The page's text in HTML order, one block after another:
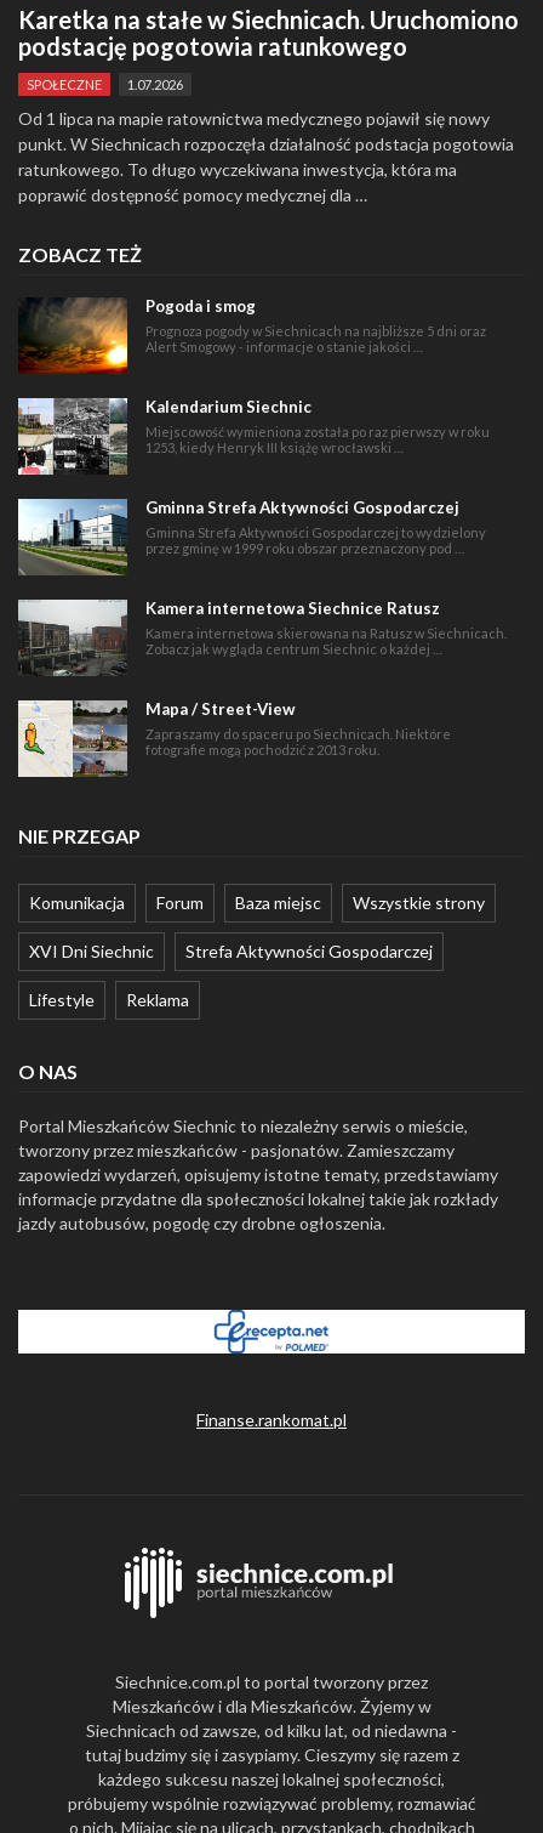
Karetka na stałe w Siechnicach. Uruchomiono
podstację pogotowia ratunkowego
SPOŁECZNE 1.07.2026
Od 1 lipca na mapie ratownictwa medycznego pojawił się nowy
punkt. W Siechnicach rozpoczęła działalność podstacja pogotowia
ratunkowego. To długo wyczekiwana inwestycja, która ma
poprawić dostępność pomocy medycznej dla …
ZOBACZ TEŻ
Pogoda i smog
Prognoza pogody w Siechnicach na najbliższe 5 dni oraz
Alert Smogowy - informacje o stanie jakości …
Kalendarium Siechnic
Miejscowość wymieniona została po raz pierwszy w roku
1253, kiedy Henryk III książę wrocławski …
Gminna Strefa Aktywności Gospodarczej
Gminna Strefa Aktywności Gospodarczej to wydzielony
przez gminę w 1999 roku obszar przeznaczony pod …
Kamera internetowa Siechnice Ratusz
Kamera internetowa skierowana na Ratusz w Siechnicach.
Zobacz jak wygląda centrum Siechnic o każdej …
Mapa / Street-View
Zapraszamy do spaceru po Siechnicach. Niektóre
fotografie mogą pochodzić z 2013 roku.
NIE PRZEGAP
Komunikacja Forum Baza miejsc Wszystkie strony
XVI Dni Siechnic Strefa Aktywności Gospodarczej
Lifestyle Reklama
O NAS
Portal Mieszkańców Siechnic to niezależny serwis o mieście,
tworzony przez mieszkańców - pasjonatów. Zamieszczamy
zapowiedzi wydarzeń, opisujemy istotne tematy, przedstawiamy
informacje przydatne dla społeczności lokalnej takie jak rozkłady
jazdy autobusów, pogodę czy drobne ogłoszenia.
Finanse.rankomat.pl
Siechnice.com.pl to portal tworzony przez
Mieszkańców i dla Mieszkańców. Żyjemy w
Siechnicach od zawsze, od kilku lat, od niedawna -
tutaj budzimy się i zasypiamy. Cieszymy się razem z
każdego sukcesu naszej lokalnej społeczności,
próbujemy wspólnie rozwiązywać problemy, rozmawiać
o nich. Mijając się na ulicach, przystankach, chodnikach